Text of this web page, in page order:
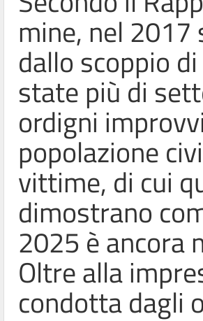
mine, nel 2017
dallo scoppio
state più di
ordigni
popolazione
vittime, di cui
dimostrano
2025 è ancora
Oltre alla
condotta dagli